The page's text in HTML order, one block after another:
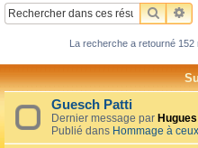
La recherche a retourné 152
Guesch Patti
Dernier message par Hugues
Publié dans Hommage à